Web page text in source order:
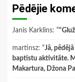
Pēdējie
Janis Karklins: “
martinsz: “Jā,
baptistu aktivitāte.
Makartura, Džona